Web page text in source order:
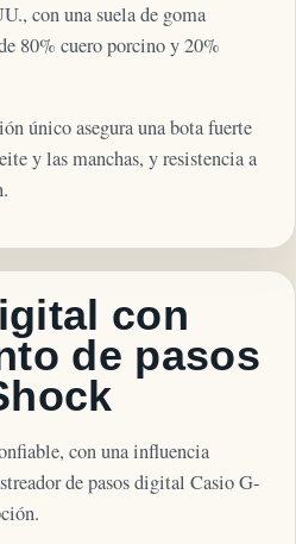
con una suela de goma
80% cuero porcino y 20%
único asegura una bota fuerte
y las manchas, y resistencia a
con
de pasos
con una influencia
de pasos digital Casio G-